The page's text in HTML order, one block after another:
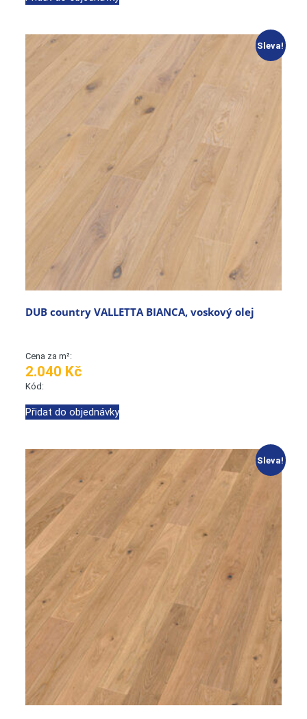
Sleva!
DUB country VALLETTA BIANCA, voskový olej
Cena za m²:
2.040 Kč
Kód:
Přidat do objednávky
Sleva!